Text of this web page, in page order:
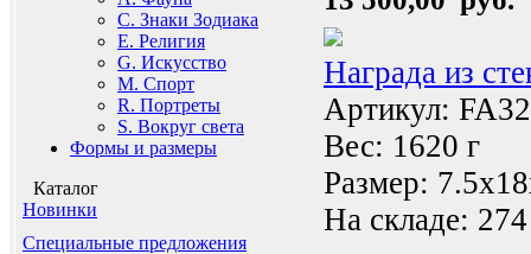
C. Знаки Зодиака
E. Религия
G. Искусство
M. Спорт
R. Портреты
S. Вокруг света
Формы и размеры
Каталог
Новинки
Специальные предложения
Награда из
Артикул:
Вес: 1620 г
Размер:
На складе: